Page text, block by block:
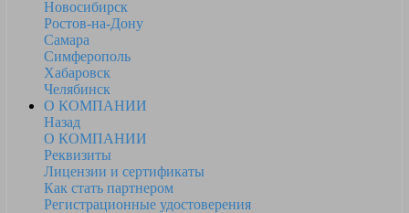
Новосибирск
Ростов-на-Дону
Самара
Симферополь
Хабаровск
Челябинск
О КОМПАНИИ
Назад
О КОМПАНИИ
Реквизиты
Лицензии и сертификаты
Как стать партнером
Регистрационные удостоверения